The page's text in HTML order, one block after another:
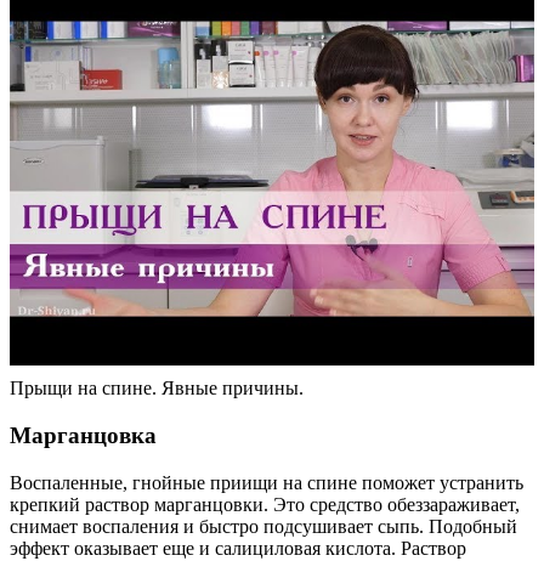
Прыщи на спине. Явные причины.
Марганцовка
Воспаленные, гнойные приищи на спине поможет устранить
крепкий раствор марганцовки. Это средство обеззараживает,
снимает воспаления и быстро подсушивает сыпь. Подобный
эффект оказывает еще и салициловая кислота. Раствор